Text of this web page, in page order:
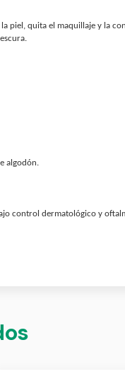
piel, quita el maquillaje y la
algodón.
control dermatológico y